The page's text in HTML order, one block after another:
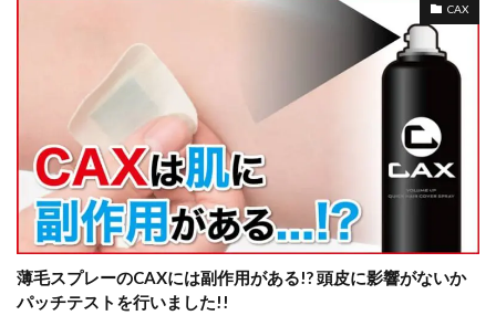
CAX
薄毛スプレーのCAXには副作用がある!? 頭皮に影響がないか
パッチテストを行いました!!